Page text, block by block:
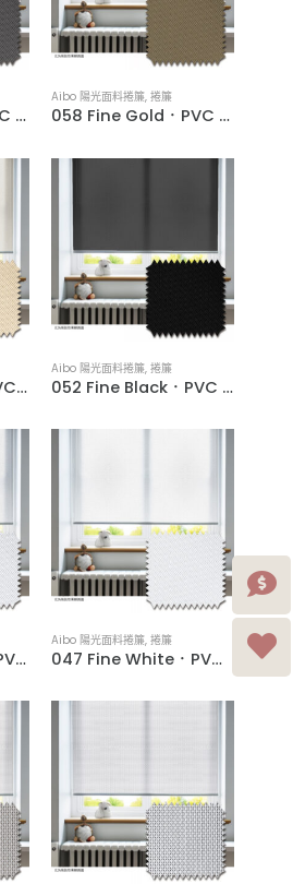
059 Fine Steel．PVC Woven Water-Resistant Roller Blinds
Aibo 陽光面料捲簾, 捲簾
058 Fine Gold．PVC Woven Water-Resistant Roller Blinds
053 Fine Maise．PVC Woven Water-Resistant Roller Blinds
Aibo 陽光面料捲簾, 捲簾
052 Fine Black．PVC Woven Water-Resistant Roller Blinds
048 Fine Plaster．PVC Woven Water-Resistant Roller Blinds
Aibo 陽光面料捲簾, 捲簾
047 Fine White．PVC Woven Water-Resistant Roller Blinds